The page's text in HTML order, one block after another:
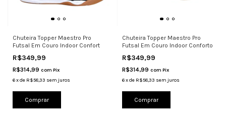
Chuteira Topper Maestro Pro
Futsal Em Couro Indoor Confort
R$349,99
R$314,99 com Pix
6xde R$58,33 sem juros
Comprar
Chuteira Topper Maestro Pro
Futsal Em Couro Indoor Conforto
R$349,99
R$314,99 com Pix
6 xde R$58,33 sem juros
Comprar